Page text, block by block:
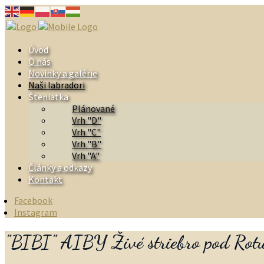
Úvod
O nás
Novinky a galérie
Naši labradori
Šteniatka
Plánované
Vrh "D"
Vrh "C"
Vrh "B"
Vrh "A"
Články a odkazy
Kontakt
Facebook
Instagram
"BIBI" AIBY Živé striebro pod